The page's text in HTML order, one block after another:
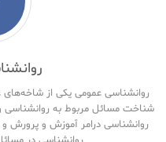
روانشناسی عمومی یکی از
شناخت مسائل مربوط به روانشناسی
روانشناسی درامر آموزش و پرورش